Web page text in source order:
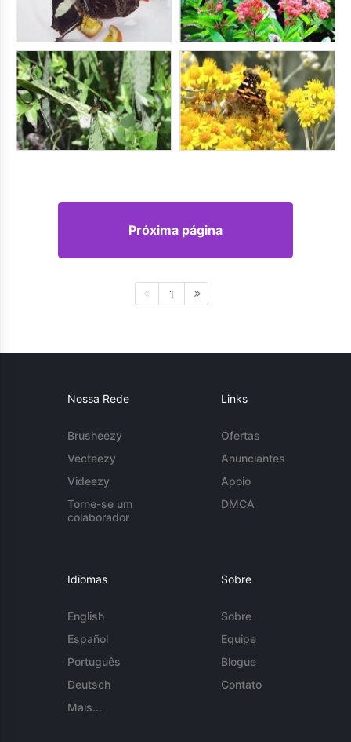
Próxima página
1
Nossa Rede
Brusheezy
Vecteezy
Videezy
Torne-se um
colaborador
Links
Ofertas
Anunciantes
Apoio
DMCA
Idiomas
English
Español
Português
Deutsch
Mais...
Sobre
Sobre
Equipe
Blogue
Contato